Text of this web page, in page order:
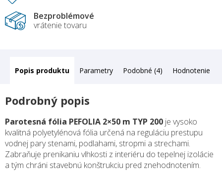
Bezproblémové
vrátenie tovaru
Popis Parametry Podobné (4) Hodnotenie
Podrobný popis
Parotesná fólia PEFOLIA 2×50 m TYP 200 je vysoko
kvalitná polyetylénová fólia určená na reguláciu prestupu
vodnej pary stenami, podlahami, stropmi a strechami.
Zabraňuje prenikaniu vlhkosti z interiéru do tepelnej izolácie
a tým chráni stavebnú konštrukciu pred znehodnotením.